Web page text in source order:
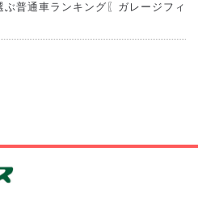
普通車ランキング〖ガレージフィ